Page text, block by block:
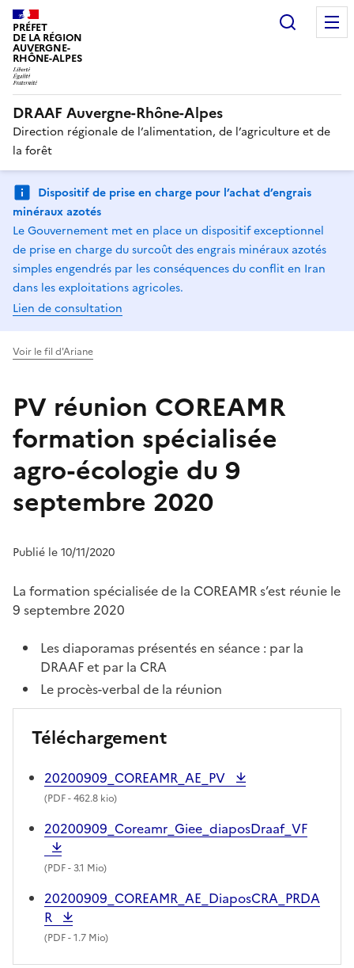
PRÉFET
DE LA RÉGION
AUVERGNE-
RHÔNE-ALPES
DRAAF Auvergne-Rhône-Alpes
Direction régionale de l’alimentation, de l’agriculture et de
la forêt
Dispositif de prise en charge pour l’achat d’engrais
minéraux azotés
Le Gouvernement met en place un dispositif exceptionnel
de prise en charge du surcoût des engrais minéraux azotés
simples engendrés par les conséquences du conflit en Iran
dans les exploitations agricoles.
Lien de consultation
Voir le fil d'Ariane
PV réunion COREAMR
formation spécialisée
agro-écologie du 9
septembre 2020
Publié le 10/11/2020
La formation spécialisée de la COREAMR s’est réunie le
9 septembre 2020
Les diaporamas présentés en séance : par la
DRAAF et par la CRA
Le procès-verbal de la réunion
Téléchargement
20200909_COREAMR_AE_PV
(PDF- 462.8 kio)
20200909_Coreamr_Giee_diaposDraaf_VF
(PDF- 3.1 Mio)
20200909_COREAMR_AE_DiaposCRA_PRDA
R
(PDF- 1.7 Mio)